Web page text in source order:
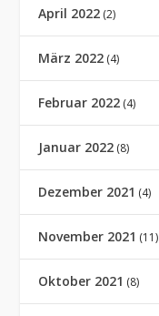
April 2022 (2)
März 2022 (4)
Februar 2022 (4)
Januar 2022 (8)
Dezember 2021 (4)
November 2021 (11)
Oktober 2021 (8)